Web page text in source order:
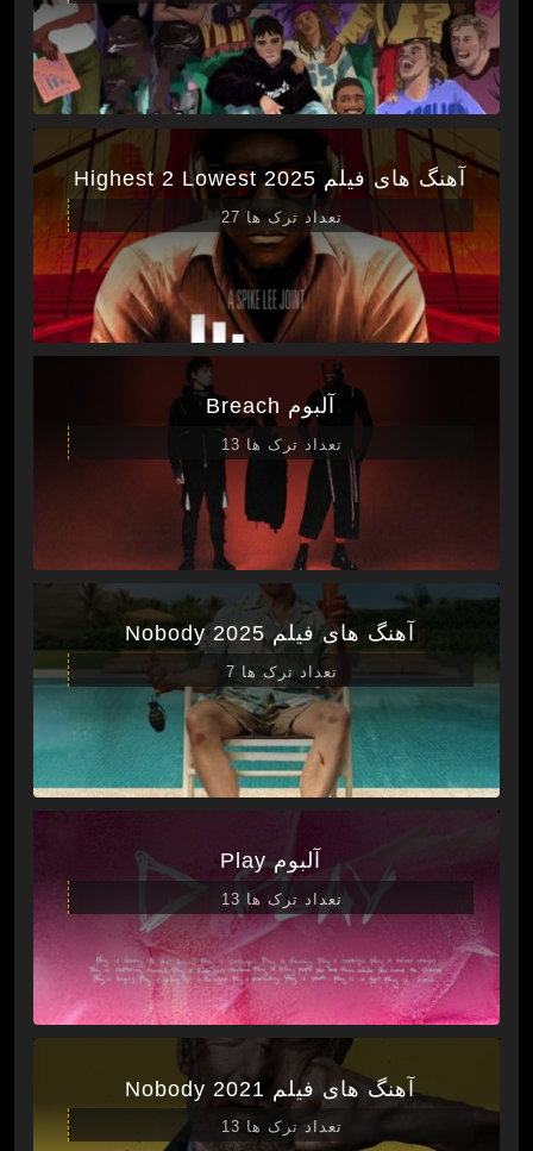
آهنگ های فیلم Highest 2 Lowest 2025
تعداد ترک ها 27
آلبوم Breach
تعداد ترک ها 13
آهنگ های فیلم Nobody 2025
تعداد ترک ها 7
آلبوم Play
تعداد ترک ها 13
آهنگ های فیلم Nobody 2021
تعداد ترک ها 13